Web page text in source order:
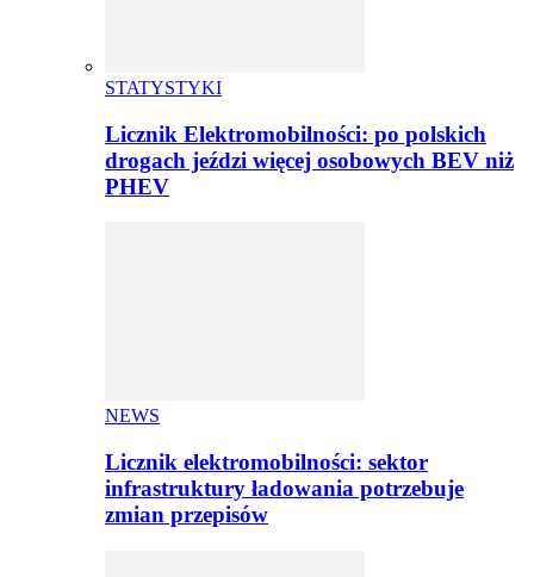
STATYSTYKI
Licznik Elektromobilności: po polskich
drogach jeździ więcej osobowych BEV niż
PHEV
NEWS
Licznik elektromobilności: sektor
infrastruktury ładowania potrzebuje
zmian przepisów